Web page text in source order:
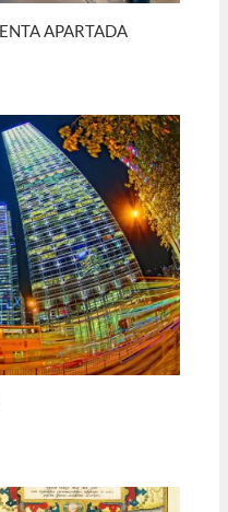
APARTADA